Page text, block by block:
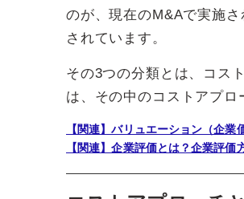
のが、現在のM&Aで実施
されています。
その3つの分類とは、コス
は、その中のコストアプロ
【関連】バリュエーション（企業
【関連】企業評価とは？企業評